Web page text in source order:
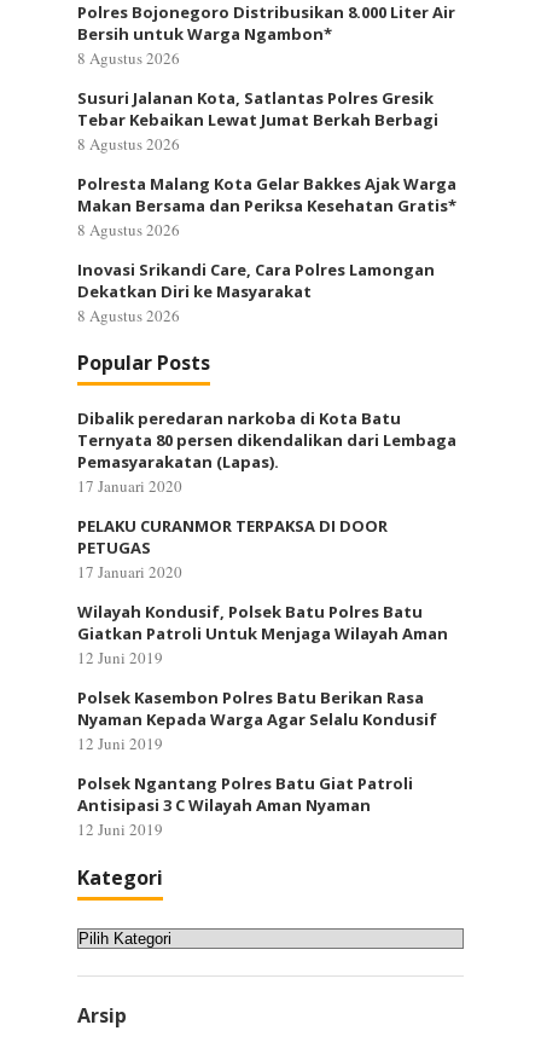
Polres Bojonegoro Distribusikan 8.000 Liter Air
Bersih untuk Warga Ngambon*
8 Agustus 2026
Susuri Jalanan Kota, Satlantas Polres Gresik
Tebar Kebaikan Lewat Jumat Berkah Berbagi
8 Agustus 2026
Polresta Malang Kota Gelar Bakkes Ajak Warga
Makan Bersama dan Periksa Kesehatan Gratis*
8 Agustus 2026
Inovasi Srikandi Care, Cara Polres Lamongan
Dekatkan Diri ke Masyarakat
8 Agustus 2026
Popular Posts
Dibalik peredaran narkoba di Kota Batu
Ternyata 80 persen dikendalikan dari Lembaga
Pemasyarakatan (Lapas).
17 Januari 2020
PELAKU CURANMOR TERPAKSA DI DOOR
PETUGAS
17 Januari 2020
Wilayah Kondusif, Polsek Batu Polres Batu
Giatkan Patroli Untuk Menjaga Wilayah Aman
12 Juni 2019
Polsek Kasembon Polres Batu Berikan Rasa
Nyaman Kepada Warga Agar Selalu Kondusif
12 Juni 2019
Polsek Ngantang Polres Batu Giat Patroli
Antisipasi 3 C Wilayah Aman Nyaman
12 Juni 2019
Kategori
Kategori
Arsip